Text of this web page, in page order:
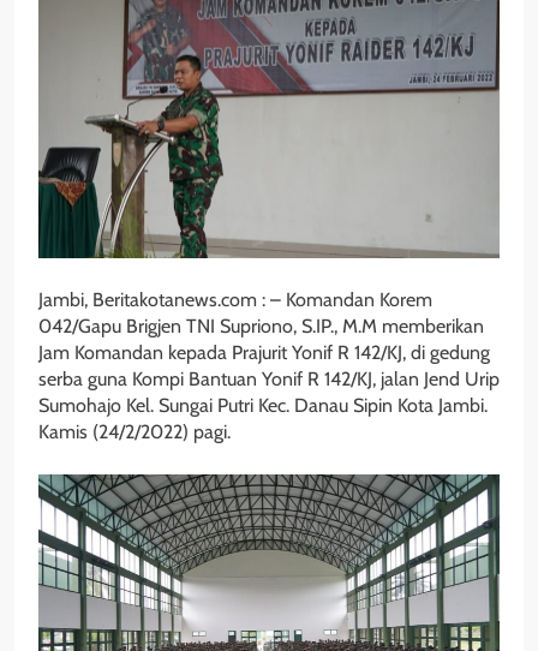
Jambi, Beritakotanews.com : – Komandan Korem
042/Gapu Brigjen TNI Supriono, S.IP., M.M memberikan
Jam Komandan kepada Prajurit Yonif R 142/KJ, di gedung
serba guna Kompi Bantuan Yonif R 142/KJ, jalan Jend Urip
Sumohajo Kel. Sungai Putri Kec. Danau Sipin Kota Jambi.
Kamis (24/2/2022) pagi.